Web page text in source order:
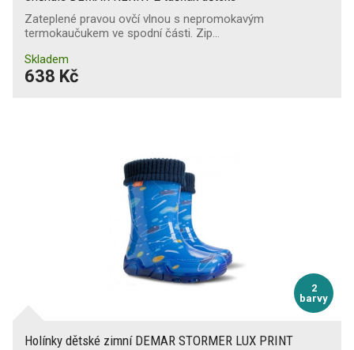
Zateplené pravou ovčí vlnou s nepromokavým
termokaučukem ve spodní části. Zip…
Skladem
638 Kč
2
barvy
Holínky dětské zimní DEMAR STORMER LUX PRINT